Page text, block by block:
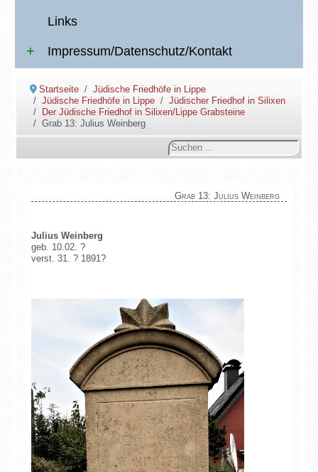
Links
Impressum/Datenschutz/Kontakt
Startseite
Jüdische Friedhöfe in Lippe
Jüdische Friedhöfe in Lippe
Jüdischer Friedhof in Silixen
Der Jüdische Friedhof in Silixen/Lippe Grabsteine
Grab 13: Julius Weinberg
Suchen
...
Grab 13: Julius Weinberg
Julius Weinberg
geb. 10.02. ?
verst. 31. ? 1891?